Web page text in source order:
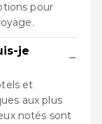
pour
je
−
et
aux plus
notés sont